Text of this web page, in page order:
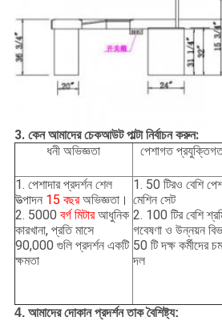
3. কেন আমাদের চেকআউট পাল্টা নির্বাচন করুন:
ধনী অভিজ্ঞতা
পেশাগত
1. পেশাদার প্রদর্শন শেল
উত্পাদন 15 বছরঅভিজ্ঞতা।
2. 5000 বর্গ মিটারআধুনিক
কারখানা, প্রতি মাসে
90,000 গুলি প্রদর্শন একটি
ক্ষমতা
1. 50 টিরও বেশি
মেশিন সেট
2. 100 টির বেশি
গবেষণা ও উন্নয়ন
50 টি দক্ষ কর্মীদের
দল
4. আমাদের দোকান প্রদর্শন তাক বৈশিষ্ট্য: